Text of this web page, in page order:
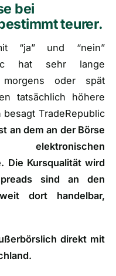
bei
teurer.
“ja” und “nein”
hat sehr lange
oder spät
tatsächlich höhere
TradeRepublic
an dem an der Börse
elektronischen
Die Kursqualität wird
sind an den
dort handelbar,
direkt mit